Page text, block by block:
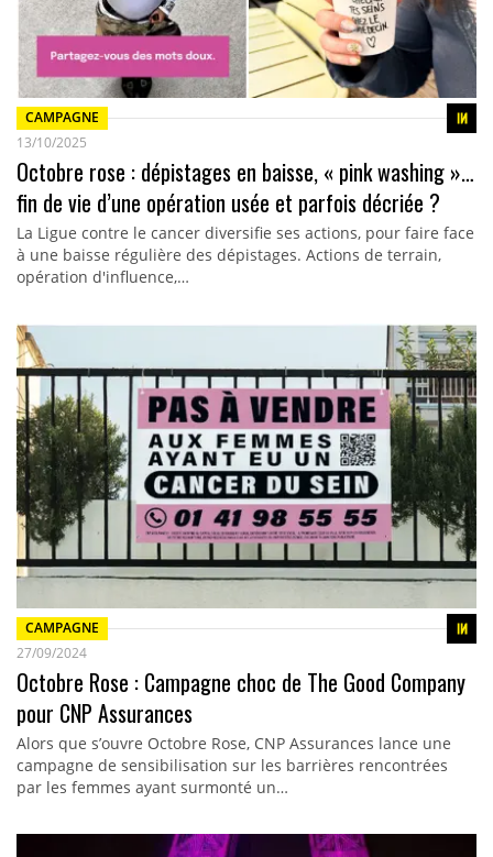
CAMPAGNE
13/10/2025
Octobre rose : dépistages en baisse, « pink washing »…
fin de vie d’une opération usée et parfois décriée ?
La Ligue contre le cancer diversifie ses actions, pour faire face
à une baisse régulière des dépistages. Actions de terrain,
opération d'influence,…
CAMPAGNE
27/09/2024
Octobre Rose : Campagne choc de The Good Company
pour CNP Assurances
Alors que s’ouvre Octobre Rose, CNP Assurances lance une
campagne de sensibilisation sur les barrières rencontrées
par les femmes ayant surmonté un…